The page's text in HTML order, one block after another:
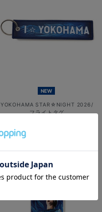
NEW
YOKOHAMA STAR☆NIGHT 2026/
フライトタグ